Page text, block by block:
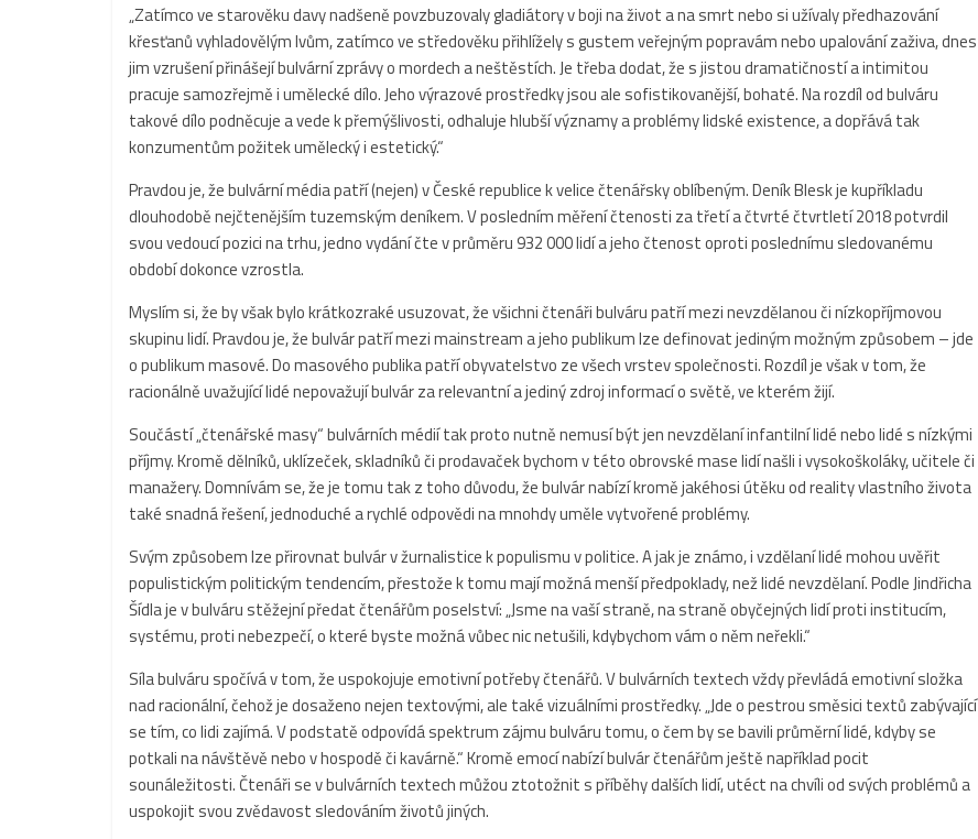
„Zatímco ve starověku davy nadšeně povzbuzovaly gladiátory v boji na život a na smrt nebo si užívaly předhazování
křesťanů vyhladovělým lvům, zatímco ve středověku přihlížely s gustem veřejným popravám nebo upalování zaživa, dnes
jim vzrušení přinášejí bulvární zprávy o mordech a neštěstích. Je třeba dodat, že s jistou dramatičností a intimitou
pracuje samozřejmě i umělecké dílo. Jeho výrazové prostředky jsou ale sofistikovanější, bohaté. Na rozdíl od bulváru
takové dílo podněcuje a vede k přemýšlivosti, odhaluje hlubší významy a problémy lidské existence, a dopřává tak
konzumentům požitek umělecký i estetický.“
Pravdou je, že bulvární média patří (nejen) v České republice k velice čtenářsky oblíbeným. Deník Blesk je kupříkladu
dlouhodobě nejčtenějším tuzemským deníkem. V posledním měření čtenosti za třetí a čtvrté čtvrtletí 2018 potvrdil
svou vedoucí pozici na trhu, jedno vydání čte v průměru 932 000 lidí a jeho čtenost oproti poslednímu sledovanému
období dokonce vzrostla.
Myslím si, že by však bylo krátkozraké usuzovat, že všichni čtenáři bulváru patří mezi nevzdělanou či nízkopříjmovou
skupinu lidí. Pravdou je, že bulvár patří mezi mainstream a jeho publikum lze definovat jediným možným způsobem – jde
o publikum masové. Do masového publika patří obyvatelstvo ze všech vrstev společnosti. Rozdíl je však v tom, že
racionálně uvažující lidé nepovažují bulvár za relevantní a jediný zdroj informací o světě, ve kterém žijí.
Součástí „čtenářské masy“ bulvárních médií tak proto nutně nemusí být jen nevzdělaní infantilní lidé nebo lidé s nízkými
příjmy. Kromě dělníků, uklízeček, skladníků či prodavaček bychom v této obrovské mase lidí našli i vysokoškoláky, učitele či
manažery. Domnívám se, že je tomu tak z toho důvodu, že bulvár nabízí kromě jakéhosi útěku od reality vlastního života
také snadná řešení, jednoduché a rychlé odpovědi na mnohdy uměle vytvořené problémy.
Svým způsobem lze přirovnat bulvár v žurnalistice k populismu v politice. A jak je známo, i vzdělaní lidé mohou uvěřit
populistickým politickým tendencím, přestože k tomu mají možná menší předpoklady, než lidé nevzdělaní. Podle Jindřicha
Šídla je v bulváru stěžejní předat čtenářům poselství: „Jsme na vaší straně, na straně obyčejných lidí proti institucím,
systému, proti nebezpečí, o které byste možná vůbec nic netušili, kdybychom vám o něm neřekli.“
Síla bulváru spočívá v tom, že uspokojuje emotivní potřeby čtenářů. V bulvárních textech vždy převládá emotivní složka
nad racionální, čehož je dosaženo nejen textovými, ale také vizuálními prostředky. „Jde o pestrou směsici textů zabývající
se tím, co lidi zajímá. V podstatě odpovídá spektrum zájmu bulváru tomu, o čem by se bavili průměrní lidé, kdyby se
potkali na návštěvě nebo v hospodě či kavárně.“ Kromě emocí nabízí bulvár čtenářům ještě například pocit
sounáležitosti. Čtenáři se v bulvárních textech můžou ztotožnit s příběhy dalších lidí, utéct na chvíli od svých problémů a
uspokojit svou zvědavost sledováním životů jiných.